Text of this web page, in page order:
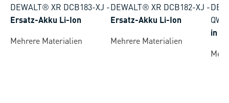
DEWALT® XR DCB183-XJ -
Ersatz-Akku Li-Ion
Mehrere Materialien
DEWALT® XR DCB182-XJ -
Ersatz-Akku Li-Ion
Mehrere Materialien
QW
in T